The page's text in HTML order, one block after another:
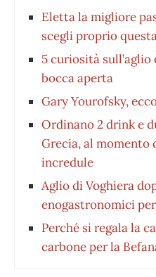
Eletta la migliore
scegli proprio
5 curiosità
bocca aperta
Gary Yourofsky,
Ordinano 2 drink e
Grecia, al momento
incredule
Aglio di Voghiera
enogastronomici
Perché si regala la
carbone per la